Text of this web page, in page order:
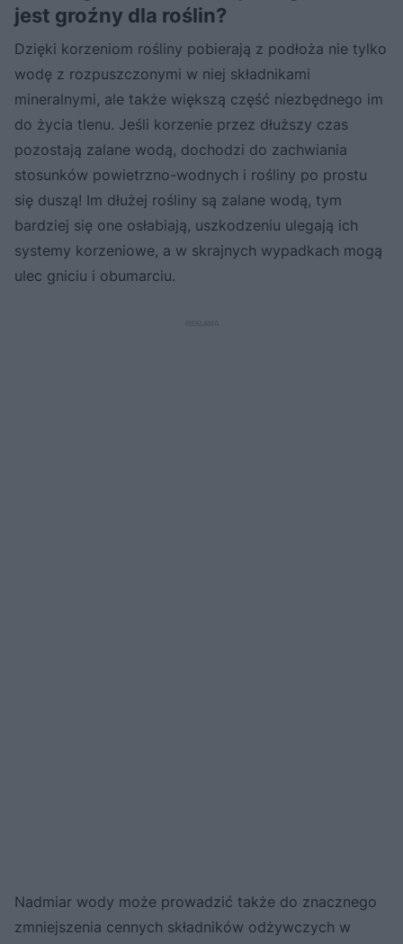
jest groźny dla roślin?
Dzięki korzeniom rośliny pobierają z podłoża nie tylko
wodę z rozpuszczonymi w niej składnikami
mineralnymi, ale także większą część niezbędnego im
do życia tlenu. Jeśli korzenie przez dłuższy czas
pozostają zalane wodą, dochodzi do zachwiania
stosunków powietrzno-wodnych i rośliny po prostu
się duszą! Im dłużej rośliny są zalane wodą, tym
bardziej się one osłabiają, uszkodzeniu ulegają ich
systemy korzeniowe, a w skrajnych wypadkach mogą
ulec gniciu i obumarciu.
Nadmiar wody może prowadzić także do znacznego
zmniejszenia cennych składników odżywczych w